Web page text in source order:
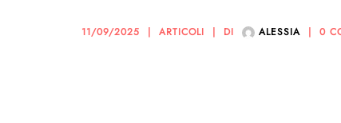
11/09/2025 ARTICOLI DI ALESSIA 0